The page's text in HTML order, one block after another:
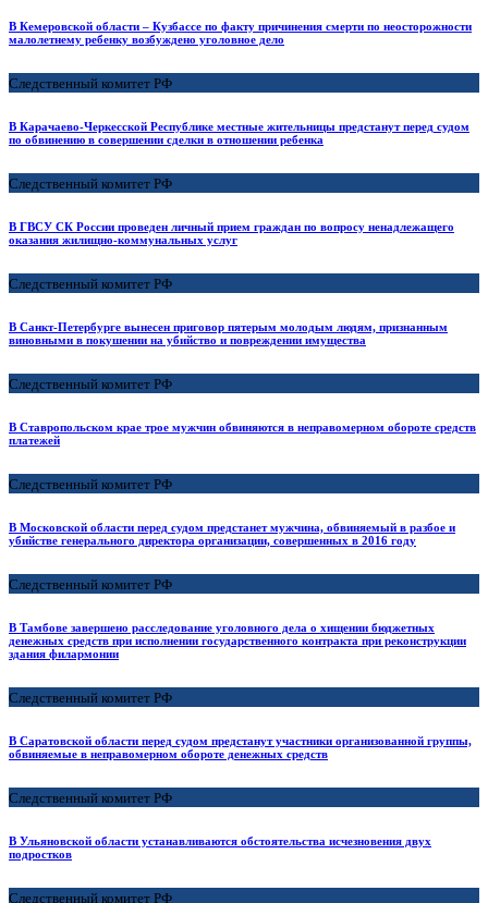
В Кемеровской области – Кузбассе по факту причинения смерти по неосторожности
малолетнему ребенку возбуждено уголовное дело
Следственный комитет РФ
В Карачаево-Черкесской Республике местные жительницы предстанут перед судом
по обвинению в совершении сделки в отношении ребенка
Следственный комитет РФ
В ГВСУ СК России проведен личный прием граждан по вопросу ненадлежащего
оказания жилищно-коммунальных услуг
Следственный комитет РФ
В Санкт-Петербурге вынесен приговор пятерым молодым людям, признанным
виновными в покушении на убийство и повреждении имущества
Следственный комитет РФ
В Ставропольском крае трое мужчин обвиняются в неправомерном обороте средств
платежей
Следственный комитет РФ
В Московской области перед судом предстанет мужчина, обвиняемый в разбое и
убийстве генерального директора организации, совершенных в 2016 году
Следственный комитет РФ
В Тамбове завершено расследование уголовного дела о хищении бюджетных
денежных средств при исполнении государственного контракта при реконструкции
здания филармонии
Следственный комитет РФ
В Саратовской области перед судом предстанут участники организованной группы,
обвиняемые в неправомерном обороте денежных средств
Следственный комитет РФ
В Ульяновской области устанавливаются обстоятельства исчезновения двух
подростков
Следственный комитет РФ